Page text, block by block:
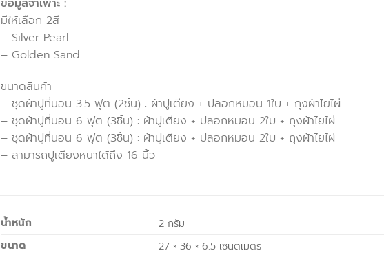
ข้อมูลจำเพาะ :
มีให้เลือก 2สี
– Silver Pearl
– Golden Sand
ขนาดสินค้า
– ชุดผ้าปูที่นอน 3.5 ฟุต (2ชิ้น) : ผ้าปูเตียง + ปลอกหมอน 1ใบ + ถุงผ้าไยไผ่
– ชุดผ้าปูที่นอน 6 ฟุต (3ชิ้น) : ผ้าปูเตียง + ปลอกหมอน 2ใบ + ถุงผ้าไยไผ่
– ชุดผ้าปูที่นอน 6 ฟุต (3ชิ้น) : ผ้าปูเตียง + ปลอกหมอน 2ใบ + ถุงผ้าไยไผ่
– สามารถปูเตียงหนาได้ถึง 16 นิ้ว
น้ำหนัก
2 กรัม
ขนาด
27 × 36 × 6.5 เซนติเมตร